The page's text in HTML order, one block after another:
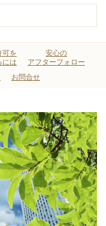
可を
には
安心の
アフターフォロー
お問合せ